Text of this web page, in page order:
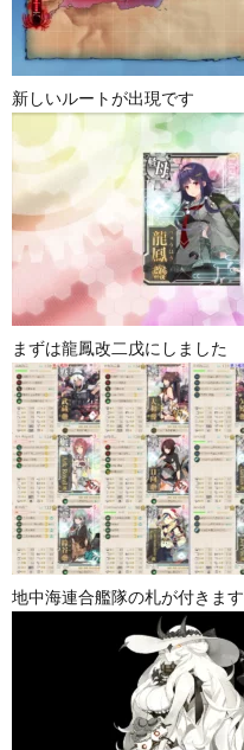
新しいルートが出現です
まずは龍鳳改二戊にしました
地中海連合艦隊の札が付きます